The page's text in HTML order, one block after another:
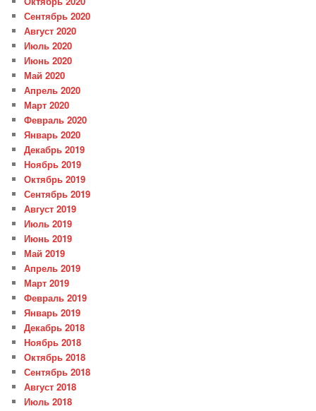
Сентябрь 2020
Август 2020
Июль 2020
Июнь 2020
Май 2020
Апрель 2020
Март 2020
Февраль 2020
Январь 2020
Декабрь 2019
Ноябрь 2019
Октябрь 2019
Сентябрь 2019
Август 2019
Июль 2019
Июнь 2019
Май 2019
Апрель 2019
Март 2019
Февраль 2019
Январь 2019
Декабрь 2018
Ноябрь 2018
Октябрь 2018
Сентябрь 2018
Август 2018
Июль 2018